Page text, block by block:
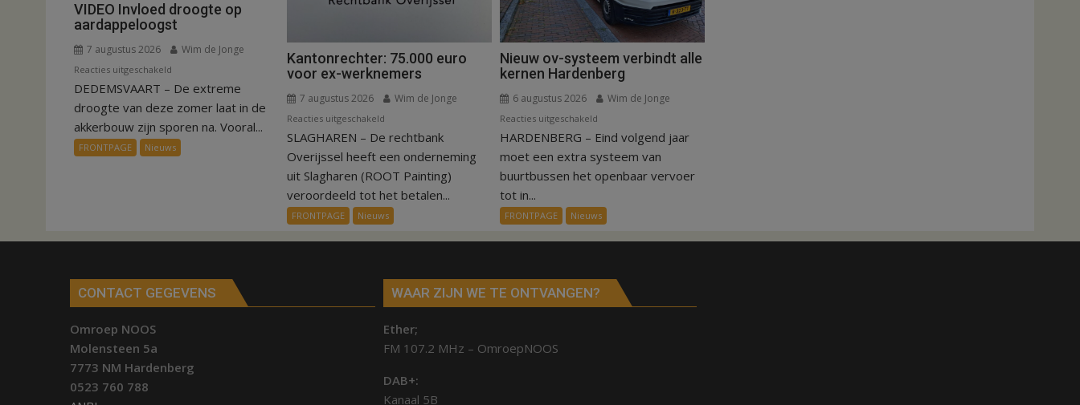
VIDEO Invloed droogte op
aardappeloogst
7 augustus 2026 Wim de Jonge
Reacties uitgeschakeld
VIDEO
Invloed
op
aardappeloogst
DEDEMSVAART – De extreme
droogte van deze zomer laat in de
akkerbouw zijn sporen na. Vooral...
FRONTPAGE Nieuws
Kantonrechter: 75.000 euro
voor ex-werknemers
7 augustus 2026 Wim de Jonge
Reacties uitgeschakeld
Kantonrechter:
75.000
euro
voor
ex-
werknemers
SLAGHAREN – De rechtbank
Overijssel heeft een onderneming
uit Slagharen (ROOT Painting)
veroordeeld tot het betalen...
FRONTPAGE Nieuws
Nieuw ov-systeem verbindt alle
kernen Hardenberg
6 augustus 2026 Wim de Jonge
Reacties uitgeschakeld
Nieuw
ov-
systeem
alle
kernen
Hardenberg
HARDENBERG – Eind volgend jaar
moet een extra systeem van
buurtbussen het openbaar vervoer
tot in...
FRONTPAGE Nieuws
CONTACT GEGEVENS
Omroep NOOS
Molensteen 5a
7773 NM Hardenberg
0523 760 788
WAAR ZIJN WE TE ONTVANGEN?
Ether;
FM 107.2 MHz – OmroepNOOS
DAB+:
Kanaal 5B